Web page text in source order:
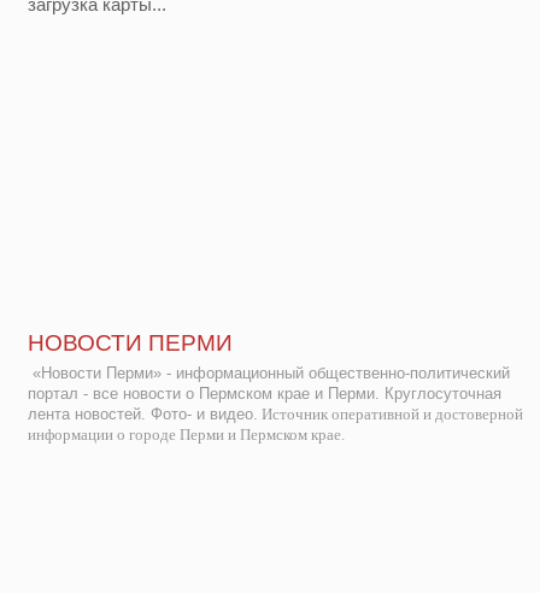
НОВОСТИ ПЕРМИ
«Новости Перми» - информационный общественно-политический
портал - все новости о Пермском крае и Перми. Круглосуточная
лента новостей. Фото- и видео. Источник оперативной и достоверной
информации о городе Перми и Пермском крае.